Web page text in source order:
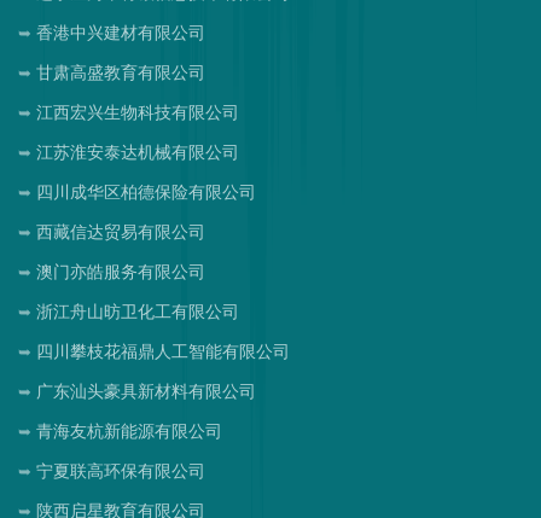
香港中兴建材有限公司
甘肃高盛教育有限公司
江西宏兴生物科技有限公司
江苏淮安泰达机械有限公司
四川成华区柏德保险有限公司
西藏信达贸易有限公司
澳门亦皓服务有限公司
浙江舟山昉卫化工有限公司
四川攀枝花福鼎人工智能有限公司
广东汕头豪具新材料有限公司
青海友杭新能源有限公司
宁夏联高环保有限公司
陕西启星教育有限公司